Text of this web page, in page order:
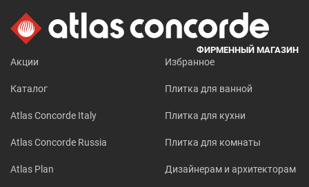
ФИРМЕННЫЙ МАГАЗИН
Акции
Каталог
Atlas Concorde Italy
Atlas Concorde Russia
Atlas Plan
Избранное
Плитка для ванной
Плитка для кухни
Плитка для комнаты
Дизайнерам и архитекторам